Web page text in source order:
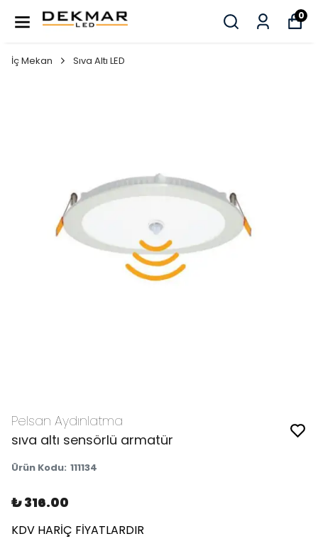
0
İç Mekan Sıva Altı LED
Pelsan Aydınlatma
sıva altı sensörlü armatür
Ürün Kodu: 111134
₺ 316.00
KDV HARİÇ FİYATLARDIR